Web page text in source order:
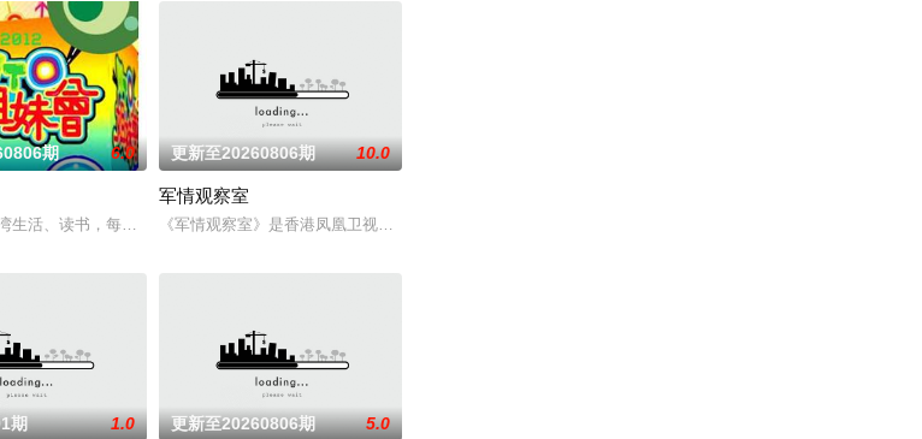
釦代表著什麽意思呢？喜欢金庸小说的人必须要来挑战这一题，郭靖第一次见到黄蓉请她吃饭，花了银子19两，请
期 6.0
生活、读书，每个台湾新住民难免会因为文化差异、风俗不同，在日常生活上遇到许多有趣的事。哪国女生最受欢迎？不同国家的
更新至20260806期 10.0
军情观察室
《军情观察室》是香港凤凰卫视推出的一档军事强档节目，主要是分析当今世界的最新军情动态，经典战例
期 1.0 更新至20260806期 5.0